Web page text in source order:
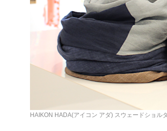
HAIKON HADA(アイコン アダ) スウェードショル